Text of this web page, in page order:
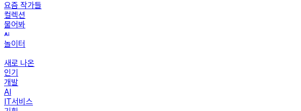
요즘 작가들
컬렉션
물어봐
놀이터
새로 나온
인기
개발
AI
IT서비스